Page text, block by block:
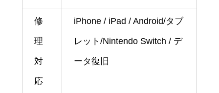
修
理
対
応
iPhone / iPad / Android/タブ
レット/Nintendo Switch / デ
ータ復旧